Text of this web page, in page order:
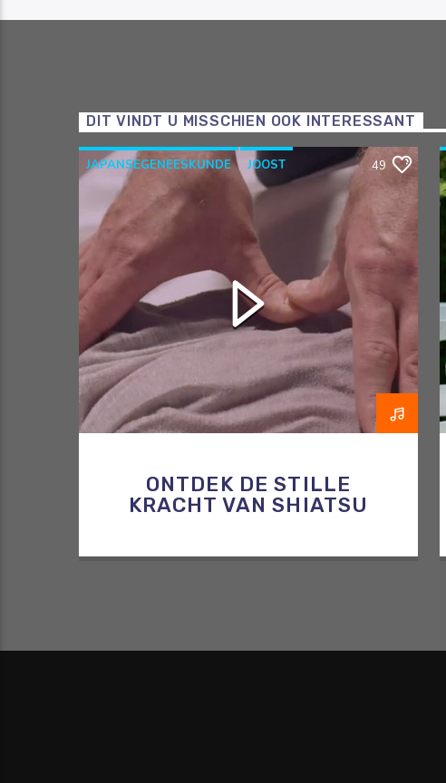
DIT VINDT U MISSCHIEN OOK INTERESSANT
JAPANSEGENEESKUNDE
JOOST
OOSTERSEGENEESKUNDE
RAZO & ZORG
49
ONTDEK DE STILLE
KRACHT VAN SHIATSU